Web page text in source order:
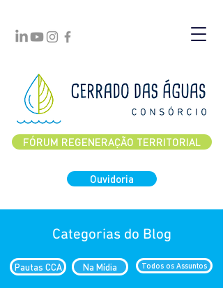
FÓRUM REGENERAÇÃO TERRITORIAL
Ouvidoria
Categorias do Blog
Pautas CCA Na Mídia Todos os Assuntos